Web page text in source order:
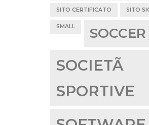
SITO CERTIFICATO SITO
SMALL SOCCER
SOCIETÃ
SPORTIVE